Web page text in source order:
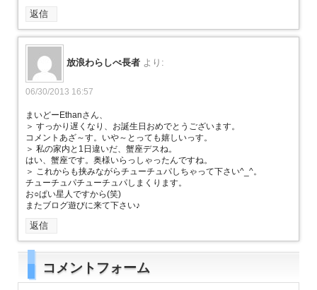
返信
放浪わらしべ長者 より:
06/30/2013 16:57
まいどーEthanさん、
＞ すっかり遅くなり、お誕生日おめでとうございます。
コメントあざ～す。いや～とっても嬉しいっす。
＞ 私の家内と1日違いだ、蟹座デスね。
はい、蟹座です。奥様いらっしゃったんですね。
＞ これからも挟みながらチューチュパしちゃって下さい^_^。
チューチュパチューチュパしまくります。
お○ぱい星人ですから(笑)
またブログ遊びに来て下さい♪
返信
コメントフォーム